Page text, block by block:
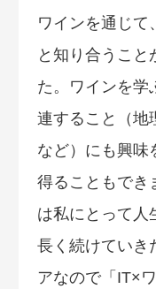
ワインを通じて
と知り合うこと
た。ワインを学
連すること（地
など）にも興味
得ることもでき
は私にとって人
長く続けていき
アなので「IT×